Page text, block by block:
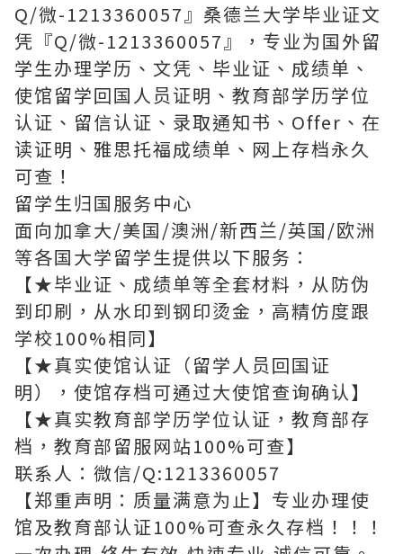
Q/微-1213360057』桑德兰大学毕业证文
凭『Q/微-1213360057』，专业为国外留
学生办理学历、文凭、毕业证、成绩单、
使馆留学回国人员证明、教育部学历学位
认证、留信认证、录取通知书、Offer、在
读证明、雅思托福成绩单、网上存档永久
可查！
留学生归国服务中心
面向加拿大/美国/澳洲/新西兰/英国/欧洲
等各国大学留学生提供以下服务：
【★毕业证、成绩单等全套材料，从防伪
到印刷，从水印到钢印烫金，高精仿度跟
学校100%相同】
【★真实使馆认证（留学人员回国证
明），使馆存档可通过大使馆查询确认】
【★真实教育部学历学位认证，教育部存
档，教育部留服网站100%可查】
联系人：微信/Q:1213360057
【郑重声明：质量满意为止】专业办理使
馆及教育部认证100%可查永久存档！！！